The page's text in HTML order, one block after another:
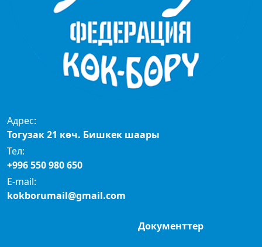
Адрес:
Тогузак 21 көч. Бишкек шаары
Тел:
+996 550 980 650
E-mail:
kokborumail@gmail.com
Документтер